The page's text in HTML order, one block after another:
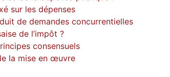
sur les dépenses
de demandes concurrentielles
de l’impôt ?
consensuels
la mise en œuvre